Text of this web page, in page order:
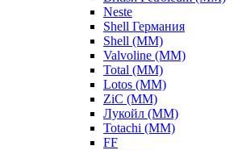
Neste
Shell Германия
Shell (ММ)
Valvoline (ММ)
Total (ММ)
Lotos (ММ)
ZiC (ММ)
Лукойл (ММ)
Totachi (MM)
FF